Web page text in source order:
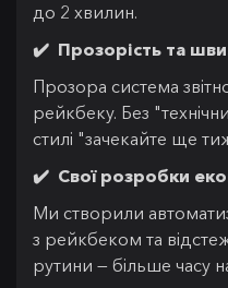
до 2 хвилин.
✔️ Прозорість та
Прозора система
рейкбеку. Без
стилі "зачекайте ще
✔️ Свої розробки
Ми створили
з рейкбеком та
рутини — більше часу